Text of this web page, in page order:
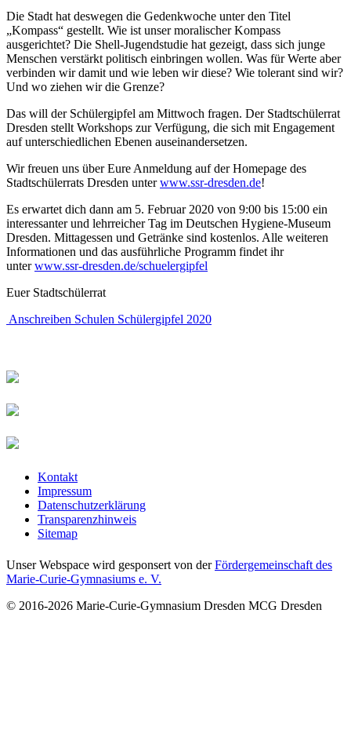
Die Stadt hat deswegen die Gedenkwoche unter den Titel
„Kompass“ gestellt. Wie ist unser moralischer Kompass
ausgerichtet? Die Shell-Jugendstudie hat gezeigt, dass sich junge
Menschen verstärkt politisch einbringen wollen. Was für Werte aber
verbinden wir damit und wie leben wir diese? Wie tolerant sind wir?
Und wo ziehen wir die Grenze?
Das will der Schülergipfel am Mittwoch fragen. Der Stadtschülerrat
Dresden stellt Workshops zur Verfügung, die sich mit Engagement
auf unterschiedlichen Ebenen auseinandersetzen.
Wir freuen uns über Eure Anmeldung auf der Homepage des
Stadtschülerrats Dresden unterwww.ssr-dresden.de!
Es erwartet dich dann am 5. Februar 2020 von 9:00 bis 15:00 ein
interessanter und lehrreicher Tag im Deutschen Hygiene-Museum
Dresden. Mittagessen und Getränke sind kostenlos. Alle weiteren
Informationen und das ausführliche Programm findet ihr
unterwww.ssr-dresden.de/schuelergipfel
Euer Stadtschülerrat
Anschreiben Schulen Schülergipfel 2020
Kontakt
Impressum
Datenschutzerklärung
Transparenzhinweis
Sitemap
Unser Webspace wird gesponsert von derFördergemeinschaft des
Marie-Curie-Gymnasiums e. V.
© 2016-2026 Marie-Curie-Gymnasium Dresden MCG Dresden